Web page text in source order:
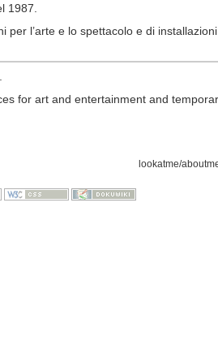
1987.
l’arte e lo spettacolo e di
for art and entertainment and
lookatme/